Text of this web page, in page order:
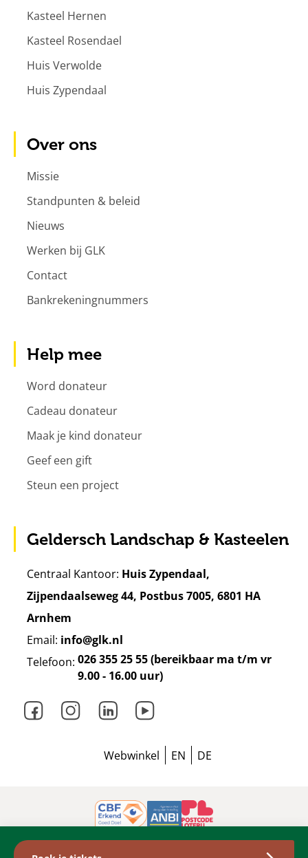
Kasteel Hernen
Kasteel Rosendael
Huis Verwolde
Huis Zypendaal
Over ons
Missie
Standpunten & beleid
Nieuws
Werken bij GLK
Contact
Bankrekeningnummers
Help mee
Word donateur
Cadeau donateur
Maak je kind donateur
Geef een gift
Steun een project
Geldersch Landschap & Kasteelen
Centraal Kantoor: Huis Zypendaal,
Zijpendaalseweg 44, Postbus 7005, 6801 HA
Arnhem
Email: info@glk.nl
Telefoon: 026 355 25 55 (bereikbaar ma t/m vr
9.00 - 16.00 uur)
Webwinkel
EN DE
Disclaimer